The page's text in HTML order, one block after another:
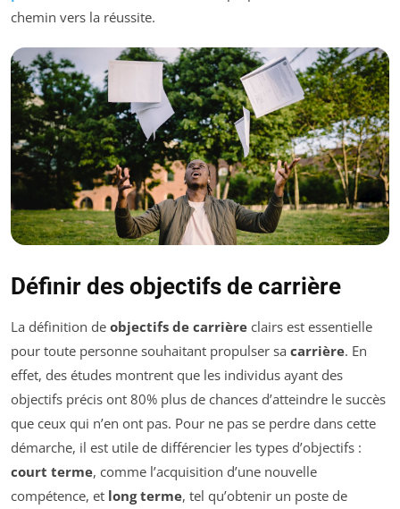
chemin vers la réussite.
Définir des objectifs de carrière
La définition de objectifs de carrière clairs est essentielle
pour toute personne souhaitant propulser sa carrière. En
effet, des études montrent que les individus ayant des
objectifs précis ont 80% plus de chances d’atteindre le succès
que ceux qui n’en ont pas. Pour ne pas se perdre dans cette
démarche, il est utile de différencier les types d’objectifs :
court terme, comme l’acquisition d’une nouvelle
compétence, et long terme, tel qu’obtenir un poste de